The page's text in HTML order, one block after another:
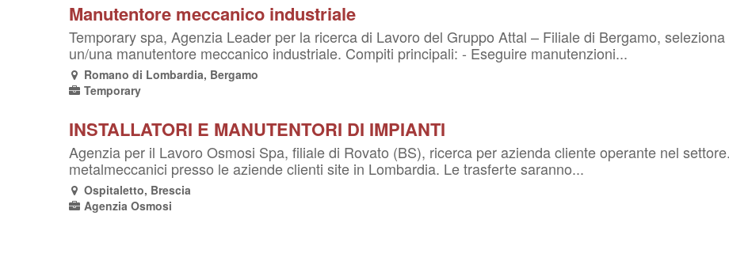
Manutentore meccanico industriale
Temporary spa, Agenzia Leader per la ricerca di Lavoro del Gruppo Attal – Filiale di Bergamo,
un/una manutentore meccanico industriale. Compiti principali: - Eseguire manutenzioni...
Romano di Lombardia, Bergamo
Temporary
INSTALLATORI E MANUTENTORI DI IMPIANTI
Agenzia per il Lavoro Osmosi Spa, filiale di Rovato (BS), ricerca per azienda cliente operante nel
metalmeccanici presso le aziende clienti site in Lombardia. Le trasferte saranno...
Ospitaletto, Brescia
Agenzia Osmosi